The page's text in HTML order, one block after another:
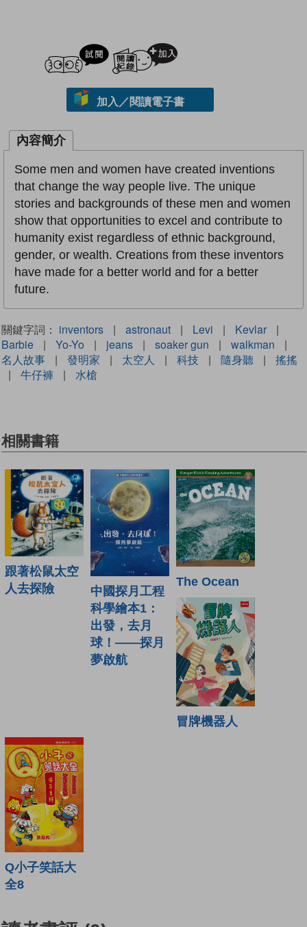
試閲
加入／閱讀電子書
內容簡介
Some men and women have created inventions
that change the way people live. The unique
stories and backgrounds of these men and women
show that opportunities to excel and contribute to
humanity exist regardless of ethnic background,
gender, or wealth. Creations from these inventors
have made for a better world and for a better
future.
關鍵字詞： inventors | astronaut | Levi | Kevlar
|
Barbie
| Yo-Yo | jeans | soaker gun | walkman
|
名人故事
| 發明家 | 太空人 | 科技 | 隨身聽 |
搖搖
|
牛仔褲 | 水槍
相關書籍
跟著松鼠太空
人去探險
中國探月工程
科學繪本1：
出發，去月
球！——探月
夢啟航
The Ocean
冒牌機器人
Q小子笑話大
全8